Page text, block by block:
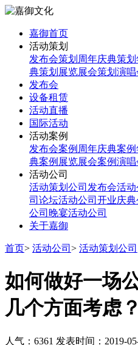
嘉御首页
活动策划
发布会策划 周年庆典策划
典策划 展览展会策划 演唱
发布会
设备租赁
活动直播
国际活动
活动案例
发布会案例 周年庆典案例
典案例 展览展会案例演唱
活动公司
活动策划公司 发布会活动
司 论坛活动公司 开业庆典
公司 晚宴活动公司
关于嘉御
首页> 活动公司 > 活动策划公司
如何做好一场
几个方面考虑？
人气：6361 发表时间：2019-